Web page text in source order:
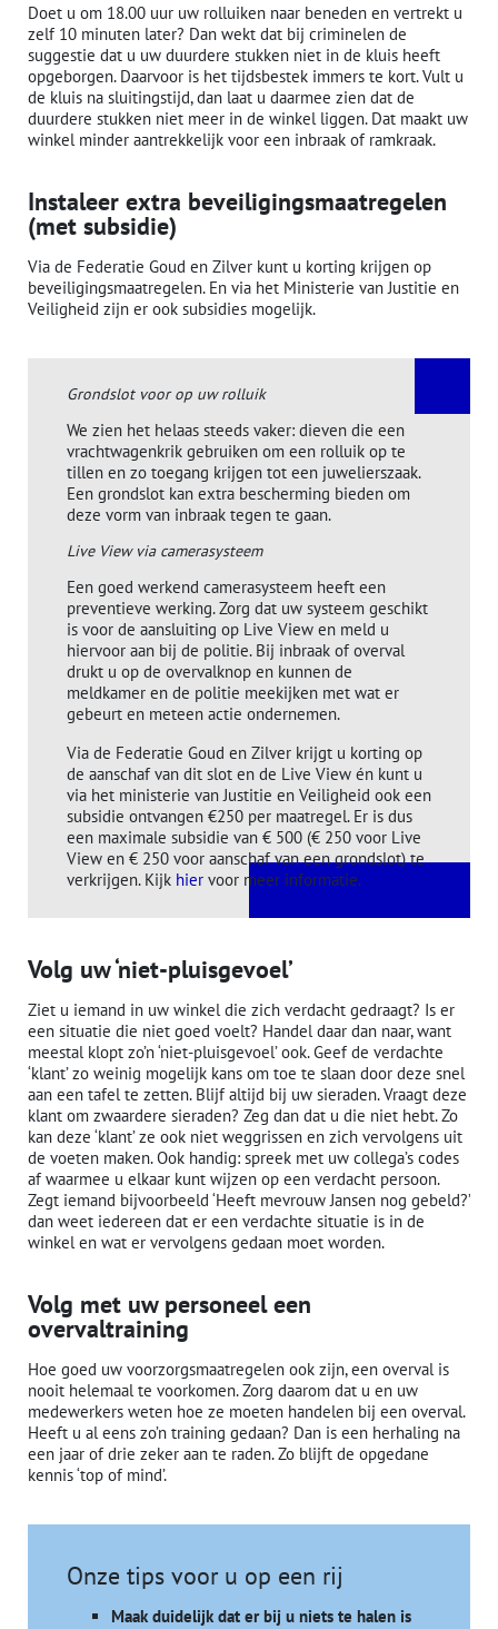
Doet u om 18.00 uur uw rolluiken naar beneden en vertrekt u
zelf 10 minuten later? Dan wekt dat bij criminelen de
suggestie dat u uw duurdere stukken niet in de kluis heeft
opgeborgen. Daarvoor is het tijdsbestek immers te kort. Vult u
de kluis na sluitingstijd, dan laat u daarmee zien dat de
duurdere stukken niet meer in de winkel liggen. Dat maakt uw
winkel minder aantrekkelijk voor een inbraak of ramkraak.
Instaleer extra beveiligingsmaatregelen
(met subsidie)
Via de Federatie Goud en Zilver kunt u korting krijgen op
beveiligingsmaatregelen. En via het Ministerie van Justitie en
Veiligheid zijn er ook subsidies mogelijk.
Grondslot voor op uw rolluik
We zien het helaas steeds vaker: dieven die een
vrachtwagenkrik gebruiken om een rolluik op te
tillen en zo toegang krijgen tot een juwelierszaak.
Een grondslot kan extra bescherming bieden om
deze vorm van inbraak tegen te gaan.
Live View via camerasysteem
Een goed werkend camerasysteem heeft een
preventieve werking. Zorg dat uw systeem geschikt
is voor de aansluiting op Live View en meld u
hiervoor aan bij de politie. Bij inbraak of overval
drukt u op de overvalknop en kunnen de
meldkamer en de politie meekijken met wat er
gebeurt en meteen actie ondernemen.
Via de Federatie Goud en Zilver krijgt u korting op
de aanschaf van dit slot en de Live View én kunt u
via het ministerie van Justitie en Veiligheid ook een
subsidie ontvangen €250 per maatregel. Er is dus
een maximale subsidie van € 500 (€ 250 voor Live
View en € 250 voor aanschaf van een grondslot) te
verkrijgen. Kijk hier voor meer informatie.
Volg uw ‘niet-pluisgevoel’
Ziet u iemand in uw winkel die zich verdacht gedraagt? Is er
een situatie die niet goed voelt? Handel daar dan naar, want
meestal klopt zo’n ‘niet-pluisgevoel’ ook. Geef de verdachte
‘klant’ zo weinig mogelijk kans om toe te slaan door deze snel
aan een tafel te zetten. Blijf altijd bij uw sieraden. Vraagt deze
klant om zwaardere sieraden? Zeg dan dat u die niet hebt. Zo
kan deze ‘klant’ ze ook niet weggrissen en zich vervolgens uit
de voeten maken. Ook handig: spreek met uw collega’s codes
af waarmee u elkaar kunt wijzen op een verdacht persoon.
Zegt iemand bijvoorbeeld ‘Heeft mevrouw Jansen nog gebeld?’
dan weet iedereen dat er een verdachte situatie is in de
winkel en wat er vervolgens gedaan moet worden.
Volg met uw personeel een
overvaltraining
Hoe goed uw voorzorgsmaatregelen ook zijn, een overval is
nooit helemaal te voorkomen. Zorg daarom dat u en uw
medewerkers weten hoe ze moeten handelen bij een overval.
Heeft u al eens zo’n training gedaan? Dan is een herhaling na
een jaar of drie zeker aan te raden. Zo blijft de opgedane
kennis ‘top of mind’.
Onze tips voor u op een rij
Maak duidelijk dat er bij u niets te halen is